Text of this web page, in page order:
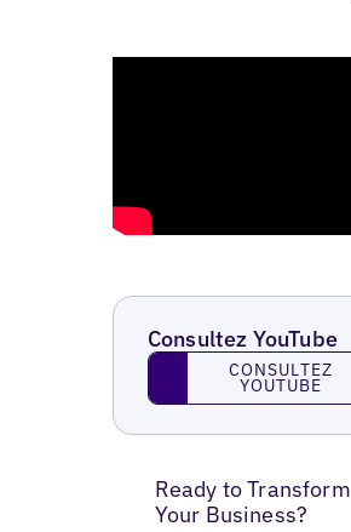
Consultez YouTube
Consultez YouTube
CONSULTEZ
YOUTUBE
Ready to Transform
Your Business?